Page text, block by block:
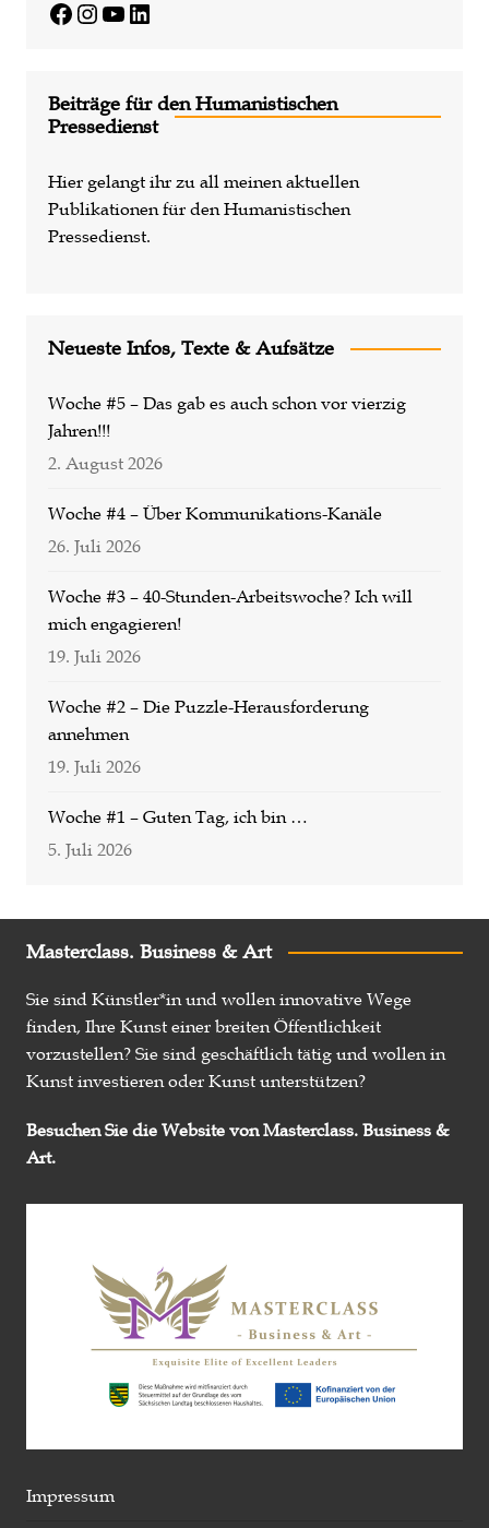
Facebook
Instagram
YouTube
LinkedIn
Beiträge für den Humanistischen
Pressedienst
Hier gelangt ihr zu all meinen aktuellen
Publikationen für den Humanistischen
Pressedienst.
Neueste Infos, Texte & Aufsätze
Woche #5 – Das gab es auch schon vor vierzig
Jahren!!!
2. August 2026
Woche #4 – Über Kommunikations-Kanäle
26. Juli 2026
Woche #3 – 40-Stunden-Arbeitswoche? Ich will
mich engagieren!
19. Juli 2026
Woche #2 – Die Puzzle-Herausforderung
annehmen
19. Juli 2026
Woche #1 – Guten Tag, ich bin …
5. Juli 2026
Masterclass. Business & Art
Sie sind Künstler*in und wollen innovative Wege
finden, Ihre Kunst einer breiten Öffentlichkeit
vorzustellen? Sie sind geschäftlich tätig und wollen in
Kunst investieren oder Kunst unterstützen?
Besuchen Sie die Website von Masterclass. Business &
Art.
Impressum